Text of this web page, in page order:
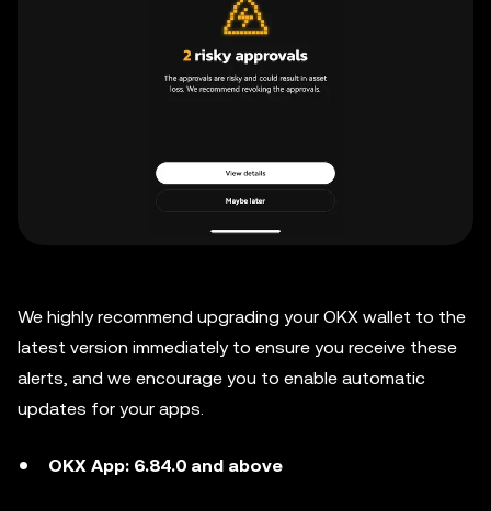
We highly recommend upgrading your OKX wallet to the
latest version immediately to ensure you receive these
alerts, and we encourage you to enable automatic
updates for your apps.
OKX App: 6.84.0 and above